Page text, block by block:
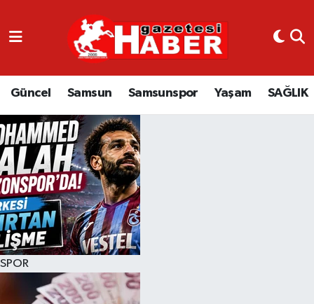
Güncel Samsun Samsunspor Yaşam SAĞLIK
SPOR
GÜNCEL
SAMSUN
SAMSUNSPOR
EKONOMİ
YAŞAM